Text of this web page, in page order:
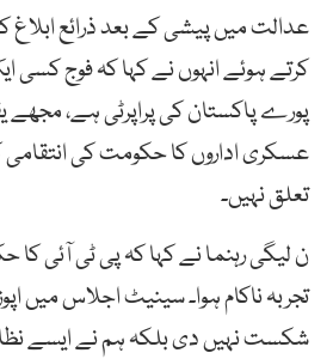
عدالت میں پیشی کے بعد ذرائع
کرتے ہوئے انہوں نے کہا کہ فوج
پورے پاکستان کی پراپرٹی ہے، مجھے
عسکری اداروں کا حکومت کی انتقامی
تعلق نہیں۔
ن لیگی رہنما نے کہا کہ پی ٹی آئی کا
تجربہ ناکام ہوا۔ سینیٹ اجلاس میں
شکست نہیں دی بلکہ ہم نے ایسے